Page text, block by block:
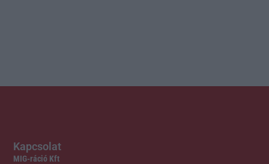
Kapcsolat
MIG-ráció Kft